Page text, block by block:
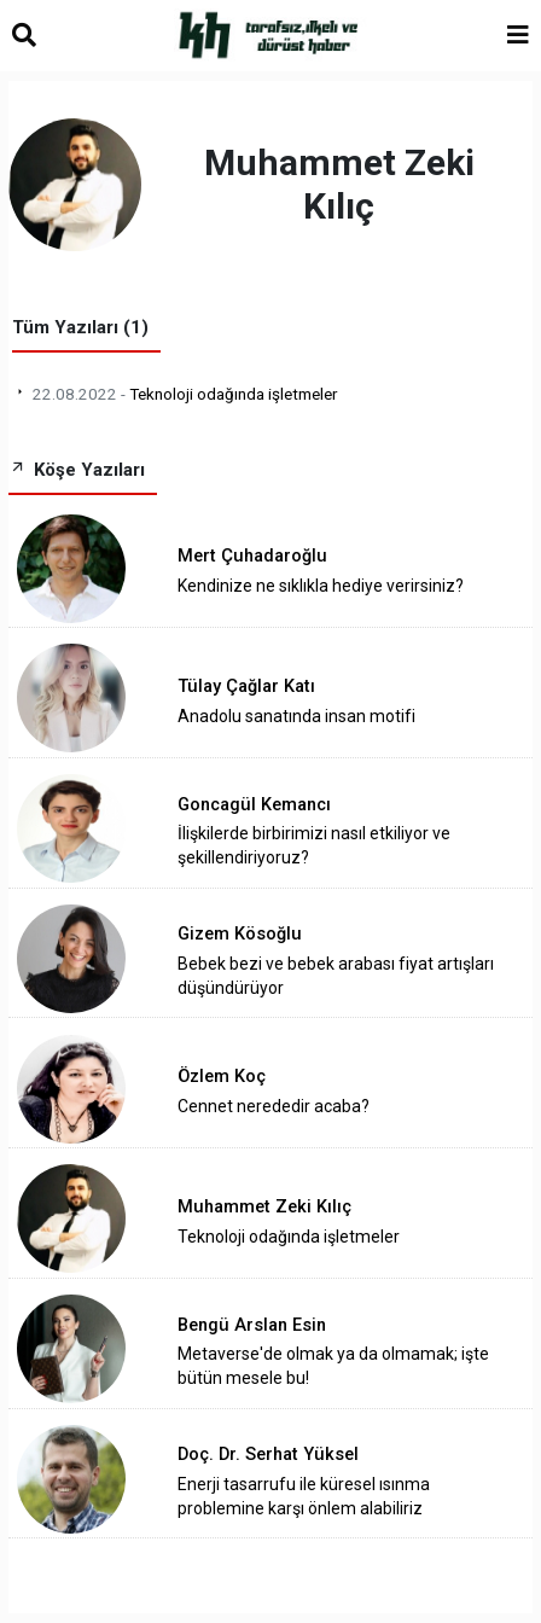
Muhammet Zeki
Kılıç
Tüm Yazıları (1)
22.08.2022 -Teknoloji odağında işletmeler
Köşe Yazıları
Mert Çuhadaroğlu
Kendinize ne sıklıkla hediye verirsiniz?
Tülay Çağlar Katı
Anadolu sanatında insan motifi
Goncagül Kemancı
İlişkilerde birbirimizi nasıl etkiliyor ve
şekillendiriyoruz?
Gizem Kösoğlu
Bebek bezi ve bebek arabası fiyat artışları
düşündürüyor
Özlem Koç
Cennet nerededir acaba?
Muhammet Zeki Kılıç
Teknoloji odağında işletmeler
Bengü Arslan Esin
Metaverse'de olmak ya da olmamak; işte
bütün mesele bu!
Doç. Dr. Serhat Yüksel
Enerji tasarrufu ile küresel ısınma
problemine karşı önlem alabiliriz